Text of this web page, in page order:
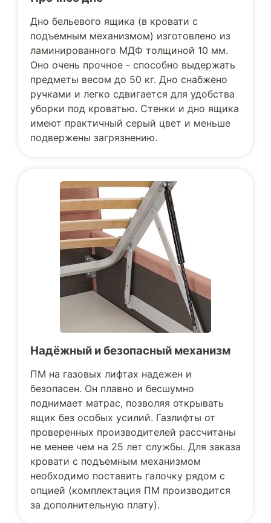
Дно бельевого ящика (в кровати с
подъемным механизмом) изготовлено из
ламинированного МДФ толщиной 10 мм.
Оно очень прочное - способно выдержать
предметы весом до 50 кг. Дно снабжено
ручками и легко сдвигается для удобства
уборки под кроватью. Стенки и дно ящика
имеют практичный серый цвет и меньше
подвержены загрязнению.
Надёжный и безопасный механизм
ПМ на газовых лифтах надежен и
безопасен. Он плавно и бесшумно
поднимает матрас, позволяя открывать
ящик без особых усилий. Газлифты от
проверенных производителей рассчитаны
не менее чем на 25 лет службы. Для заказа
кровати с подъемным механизмом
необходимо поставить галочку рядом с
опцией (комплектация ПМ производится
за дополнительную плату).